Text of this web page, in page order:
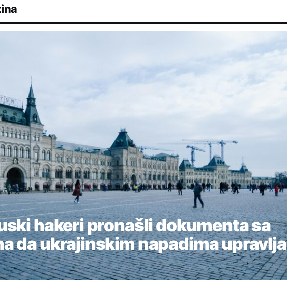
hakeri pronašli dokumenta sa
da ukrajinskim napadima upravlja